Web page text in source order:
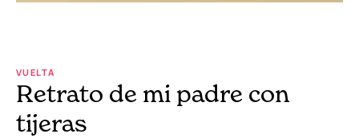
VUELTA
Retrato de mi padre con
tijeras